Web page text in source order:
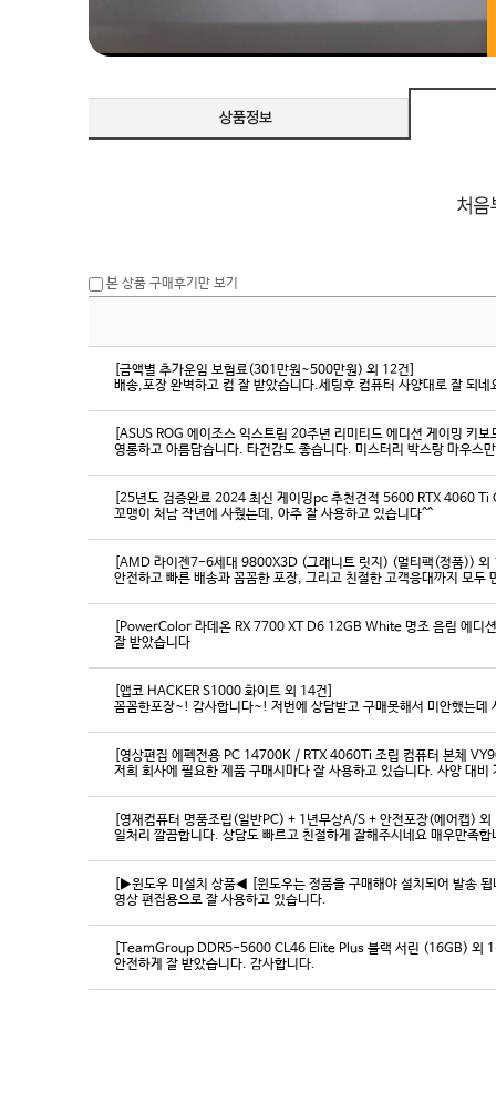
본 상품 구매후기만 보기
[금액별 추가운임 보험료(301만원~500만원) 외 12건]
배송,포장 완벽하고 컴 잘 받았습니다.세팅후 컴퓨터 사양대로 잘 되
[ASUS ROG 에이조스 익스트림 20주년 리미티드 에디션 게이밍 키
영롱하고 아름답습니다. 타건감도 좋습니다. 미스터리 박스랑 마우스
[25년도 검증완료 2024 최신 게이밍pc 추천견적 5600 RTX 4060
꼬맹이 처남 작년에 사줬는데, 아주 잘 사용하고 있습니다^^
[AMD 라이젠7-6세대 9800X3D (그래니트 릿지) (멀티팩(정품)) 외
[PowerColor 라데온 RX 7700 XT D6 12GB White 명조 음림 에디
잘 받았습니다
[앱코 HACKER S1000 화이트 외 14건]
꼼꼼한포장~! 감사합니다~! 저번에 상담받고 구매못해서 미안했는
[영상편집 에펙전용 PC 14700K / RTX 4060Ti 조립 컴퓨터 본체
[영재컴퓨터 명품조립(일반PC) + 1년무상A/S + 안전포장(에어캡)
일처리 깔끔합니다. 상담도 빠르고 친절하게 잘해주시네요 매우만족
[▶윈도우 미설치 상품◀ [윈도우는 정품을 구매해야 설치되어 발송
영상 편집용으로 잘 사용하고 있습니다.
[TeamGroup DDR5-5600 CL46 Elite Plus 블랙 서린 (16GB) 외
안전하게 잘 받았습니다. 감사합니다.